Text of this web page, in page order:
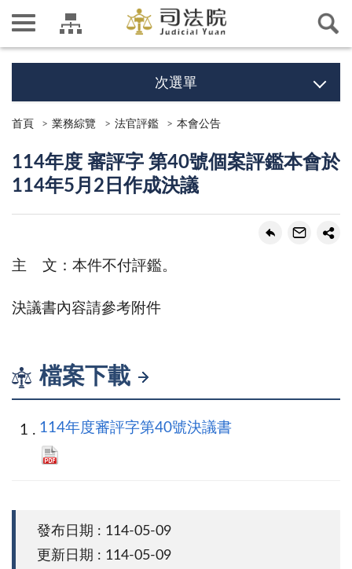
次選單
首頁 業務綜覽 法官評鑑 本會公告
114年度 審評字 第40號個案評鑑本會於
114年5月2日作成決議
主 文：本件不付評鑑。
決議書內容請參考附件
檔案下載
114年度審評字第40號決議書
發布日期 : 114-05-09
更新日期 : 114-05-09